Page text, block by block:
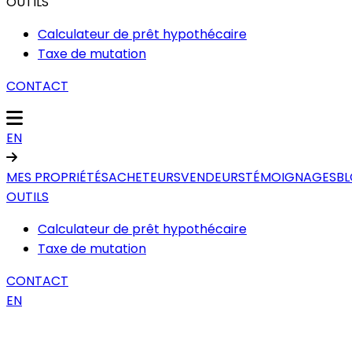
Calculateur de prêt hypothécaire
Taxe de mutation
CONTACT
EN
MES PROPRIÉTÉSACHETEURSVENDEURSTÉMOIGNAGES
OUTILS
Calculateur de prêt hypothécaire
Taxe de mutation
CONTACT
EN